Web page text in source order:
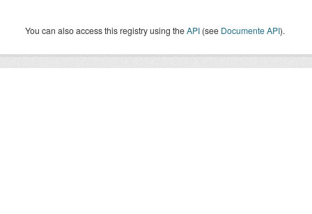
You can also access this registry using theAPI (see Documente API).